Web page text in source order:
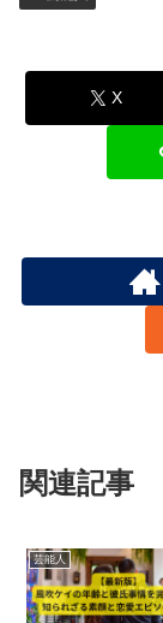
X
関連記事
芸能人